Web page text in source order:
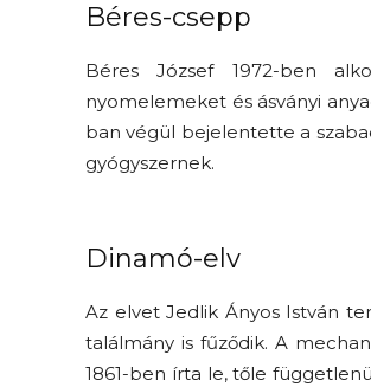
Béres-csepp
Béres József 1972-ben
nyomelemeket és ásványi
ban végül bejelentette a
gyógyszernek.
Dinamó-elv
Az elvet Jedlik Ányos István
találmány is fűződik. A
1861-ben írta le, tőle